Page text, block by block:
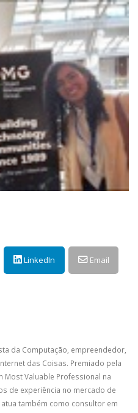
LinkedIn Email
da Computação, empreendedor,
das Coisas. Premiado pela
Most Valuable Professional na
de experiência no mercado de
também como consultor em